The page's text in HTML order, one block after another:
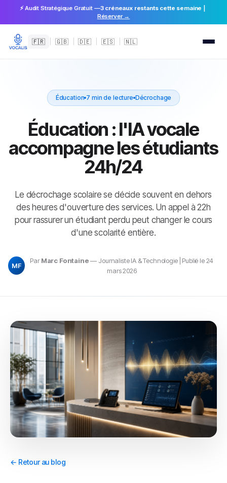
⚡ Audit Stratégique Gratuit —3 créneaux restants cette semaine
Réserver →
🇫🇷 🇬🇧 🇩🇪 🇪🇸 🇳🇱
Éducation 7 min de lecture Décrochage
Éducation : l'IA vocale
accompagne les étudiants
24h/24
Le décrochage scolaire se décide souvent en dehors
des heures d'ouverture des services. Un appel à 22h
pour rassurer un étudiant perdu peut changer le cours
d'une scolarité entière.
MF
ParMarc Fontaine— Journaliste IA & Technologie | Publié le 24
mars 2026
← Retour au blog